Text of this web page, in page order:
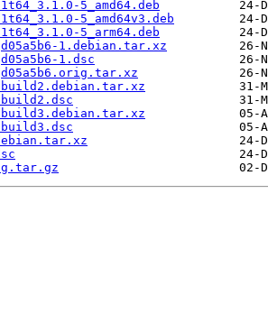
5_amd64.deb
5_amd64v3.deb
5_arm64.deb
1.debian.tar.xz
1.dsc